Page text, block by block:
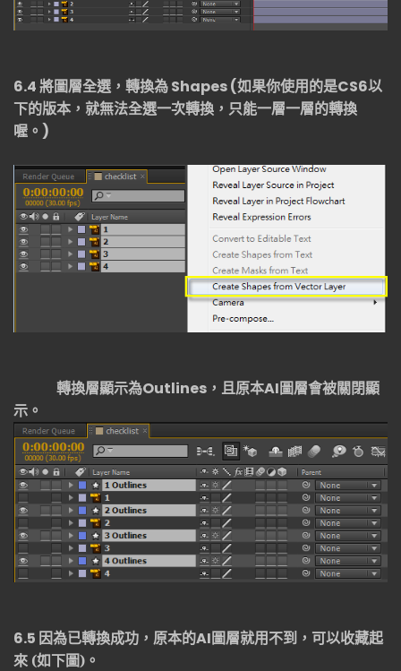
6.4將圖層全選，轉換為Shapes (如果你使用的是CS6以
下的版本，就無法全選一次轉換，只能一層一層的轉換
喔。 )
轉換層顯示為Outlines ，且原本AI圖層會被關閉顯
示。
6.5 因為已轉換成功，原本的AI圖層就用不到，可以收藏起
來 (如下圖)。